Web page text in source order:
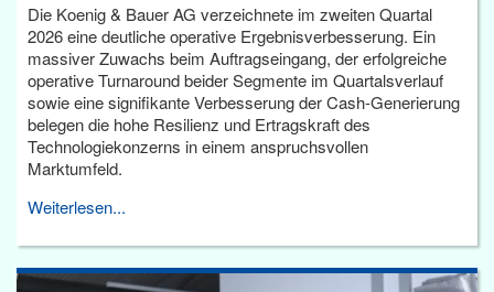
Die Koenig & Bauer AG verzeichnete im zweiten Quartal
2026 eine deutliche operative Ergebnisverbesserung. Ein
massiver Zuwachs beim Auftragseingang, der erfolgreiche
operative Turnaround beider Segmente im Quartalsverlauf
sowie eine signifikante Verbesserung der Cash-Generierung
belegen die hohe Resilienz und Ertragskraft des
Technologiekonzerns in einem anspruchsvollen
Marktumfeld.
Weiterlesen...